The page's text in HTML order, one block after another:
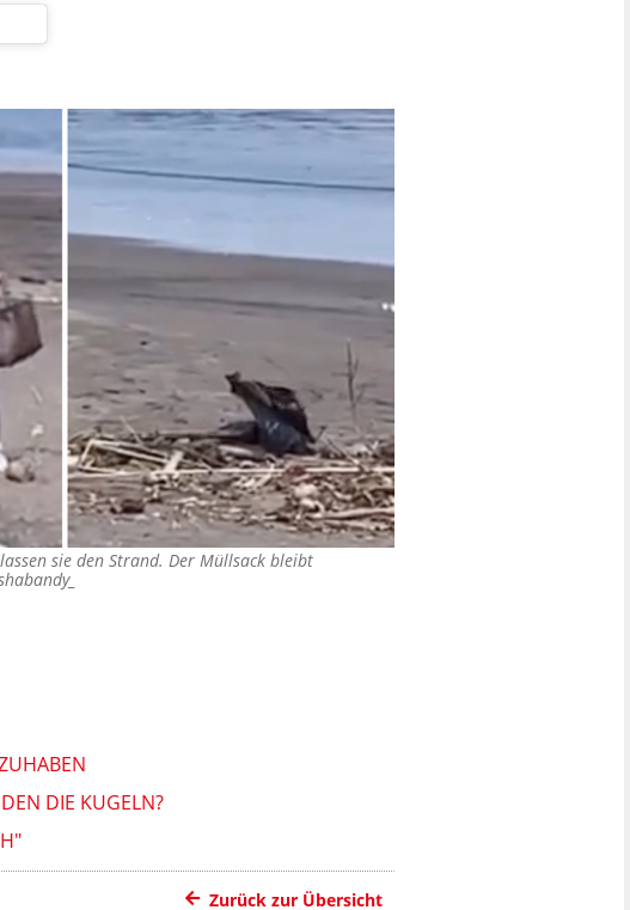
sie den Strand. Der Müllsack bleibt
DIE KUGELN?
Zurück zur Übersicht